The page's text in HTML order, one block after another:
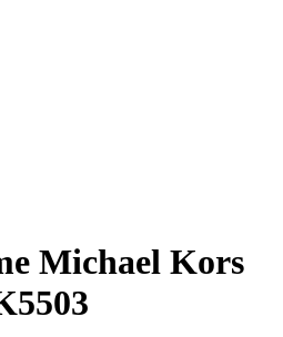
Michael Kors